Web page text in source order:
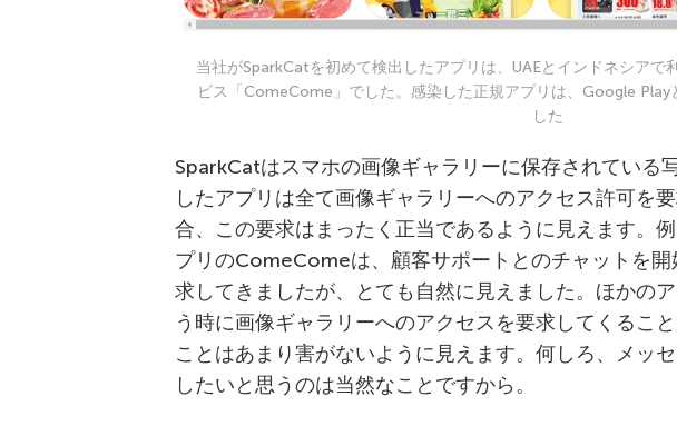
当社がSparkCatを初めて検出したアプリは、UAEとインドネシアで
ビス「ComeCome」でした。感染した正規アプリは、Google Play
した
SparkCatはスマホの画像ギャラリーに保存されている
したアプリは全て画像ギャラリーへのアクセス許可を
合、この要求はまったく正当であるように見えます。
プリのComeComeは、顧客サポートとのチャットを
求してきましたが、とても自然に見えました。ほかの
う時に画像ギャラリーへのアクセスを要求してくるこ
ことはあまり害がないように見えます。何しろ、メッ
したいと思うのは当然なことですから。